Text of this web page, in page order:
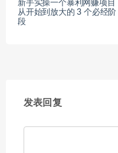
新手实操一个暴利网赚项目
从开始到放大的 3 个必经阶
段
发表回复